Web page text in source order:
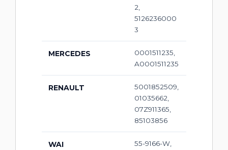
2,
5126236000
3
MERCEDES
0001511235,
A0001511235
RENAULT
5001852509,
01035662,
07Z911365,
85103856
WAI
55-9166-W,